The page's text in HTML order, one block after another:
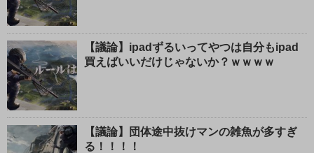
【議論】ipadずるいってやつは自分もipad
買えばいいだけじゃないか？ｗｗｗｗ
【議論】団体途中抜けマンの雑魚が多すぎ
る！！！！